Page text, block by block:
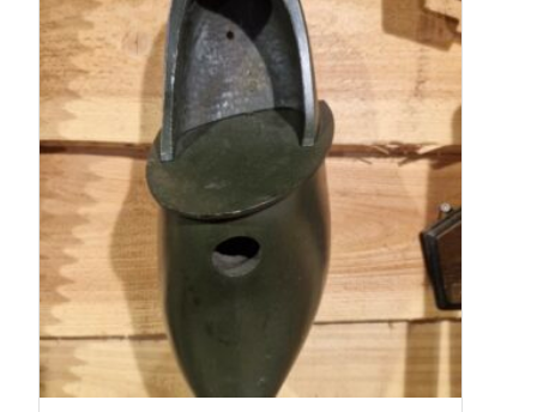
gekozen
worden
op
de
productpagina